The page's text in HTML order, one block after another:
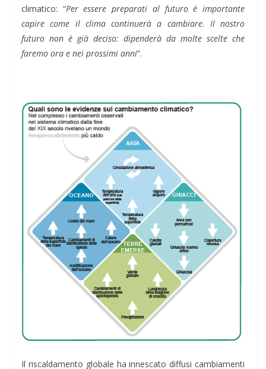
climatico: “Per essere preparati al futuro è importante
capire come il clima continuerà a cambiare. Il nostro
futuro non è già deciso: dipenderà da molte scelte che
faremo ora e nei prossimi anni”.
Il riscaldamento globale ha innescato diffusi cambiamenti